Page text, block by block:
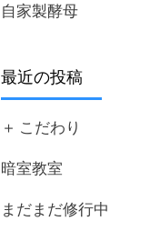
自家製酵母
最近の投稿
＋ こだわり
暗室教室
まだまだ修行中